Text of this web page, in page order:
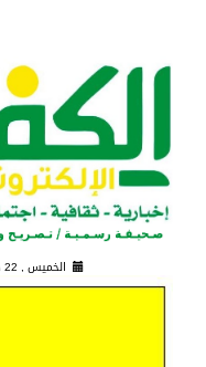
الخميس , 22 صفر 1448 هـ ,